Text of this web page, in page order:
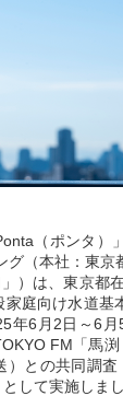
（ポンタ）
グ（本社：東京
）は、東京都
庭向け水道基
年6月2日～6
FM「馬渕
）との共同調
して実施しまし